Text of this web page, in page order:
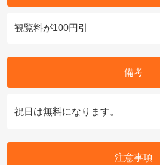
観覧料が100円引
備考
祝日は無料になります。
注意事項